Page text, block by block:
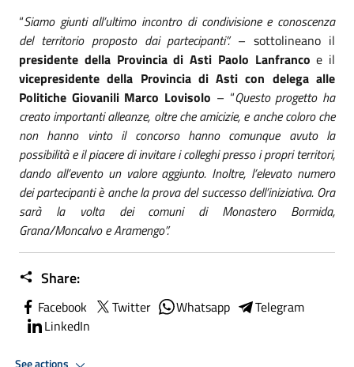
“Siamo giunti all’ultimo incontro di condivisione e conoscenza
del territorio proposto dai partecipanti”.– sottolineano il
presidente della Provincia di Asti Paolo Lanfranco e il
vicepresidente della Provincia di Asti con delega alle
Politiche Giovanili Marco Lovisolo – “Questo progetto ha
creato importanti alleanze, oltre che amicizie, e anche coloro che
non hanno vinto il concorso hanno comunque avuto la
possibilità e il piacere di invitare i colleghi presso i propri territori,
dando all’evento un valore aggiunto. Inoltre, l’elevato numero
dei partecipanti è anche la prova del successo dell’iniziativa. Ora
sarà la volta dei comuni di Monastero Bormida,
Grana/Moncalvo e Aramengo”.
Share:
Facebook Twitter Whatsapp
Telegram
LinkedIn